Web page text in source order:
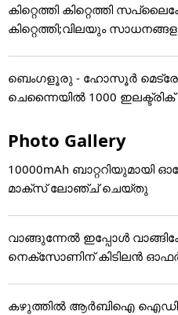
കിറ്റെത്തി കിറ്റെത്തി
കിറ്റെത്തി;വിലയും
ബെംഗളൂരു - ഹോസൂർ
ചെന്നൈയിൽ 1000
Photo Gallery
10000mAh ബാറ്ററിയുമായി
മാക്സ് ലോഞ്ച് ചെയ്തു
വാങ്ങുന്നേൽ ഇപ്പോൾ
നെക്സോണിന് കിടിലൻ
കഴുത്തില്‍ ആര്‍ബിഐ ഐഡി